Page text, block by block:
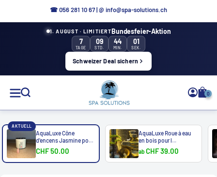
☎ 056 281 10 67|@ info@spa-solutions.ch
1. AUGUST · LIMITIERTBundesfeier-Aktion
7
TAGE
09
STD.
44
MIN.
00
SEK.
Schweizer Deal sichern
Solutions
de
0
AKTUELL
AquaLuxe Cône
d'encens Jasmine pour
...
CHF 50.00
AquaLuxe Roue à eau
en bois pour l...
ab CHF 39.00